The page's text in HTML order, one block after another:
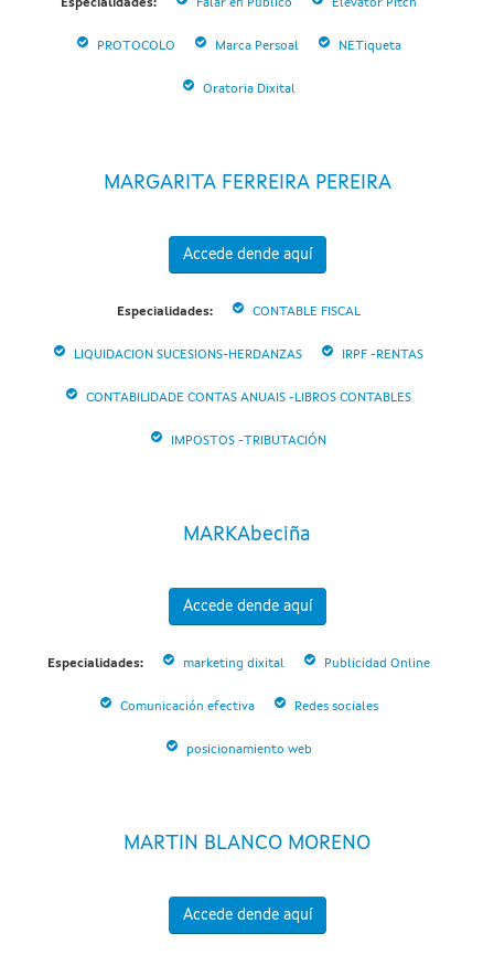
Especialidades: Falar en Público Elevator Pitch
PROTOCOLO Marca Persoal NETiqueta
Oratoria Dixital
MARGARITA FERREIRA PEREIRA
Accede dende aquí
Especialidades: CONTABLE FISCAL
LIQUIDACION SUCESIONS-HERDANZAS IRPF -RENTAS
CONTABILIDADE CONTAS ANUAIS -LIBROS CONTABLES
IMPOSTOS -TRIBUTACIÓN
MARKAbeciña
Accede dende aquí
Especialidades: marketing dixital Publicidad Online
Comunicación efectiva Redes sociales
posicionamiento web
MARTIN BLANCO MORENO
Accede dende aquí